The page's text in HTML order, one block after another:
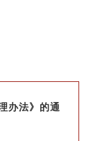
办法》的通